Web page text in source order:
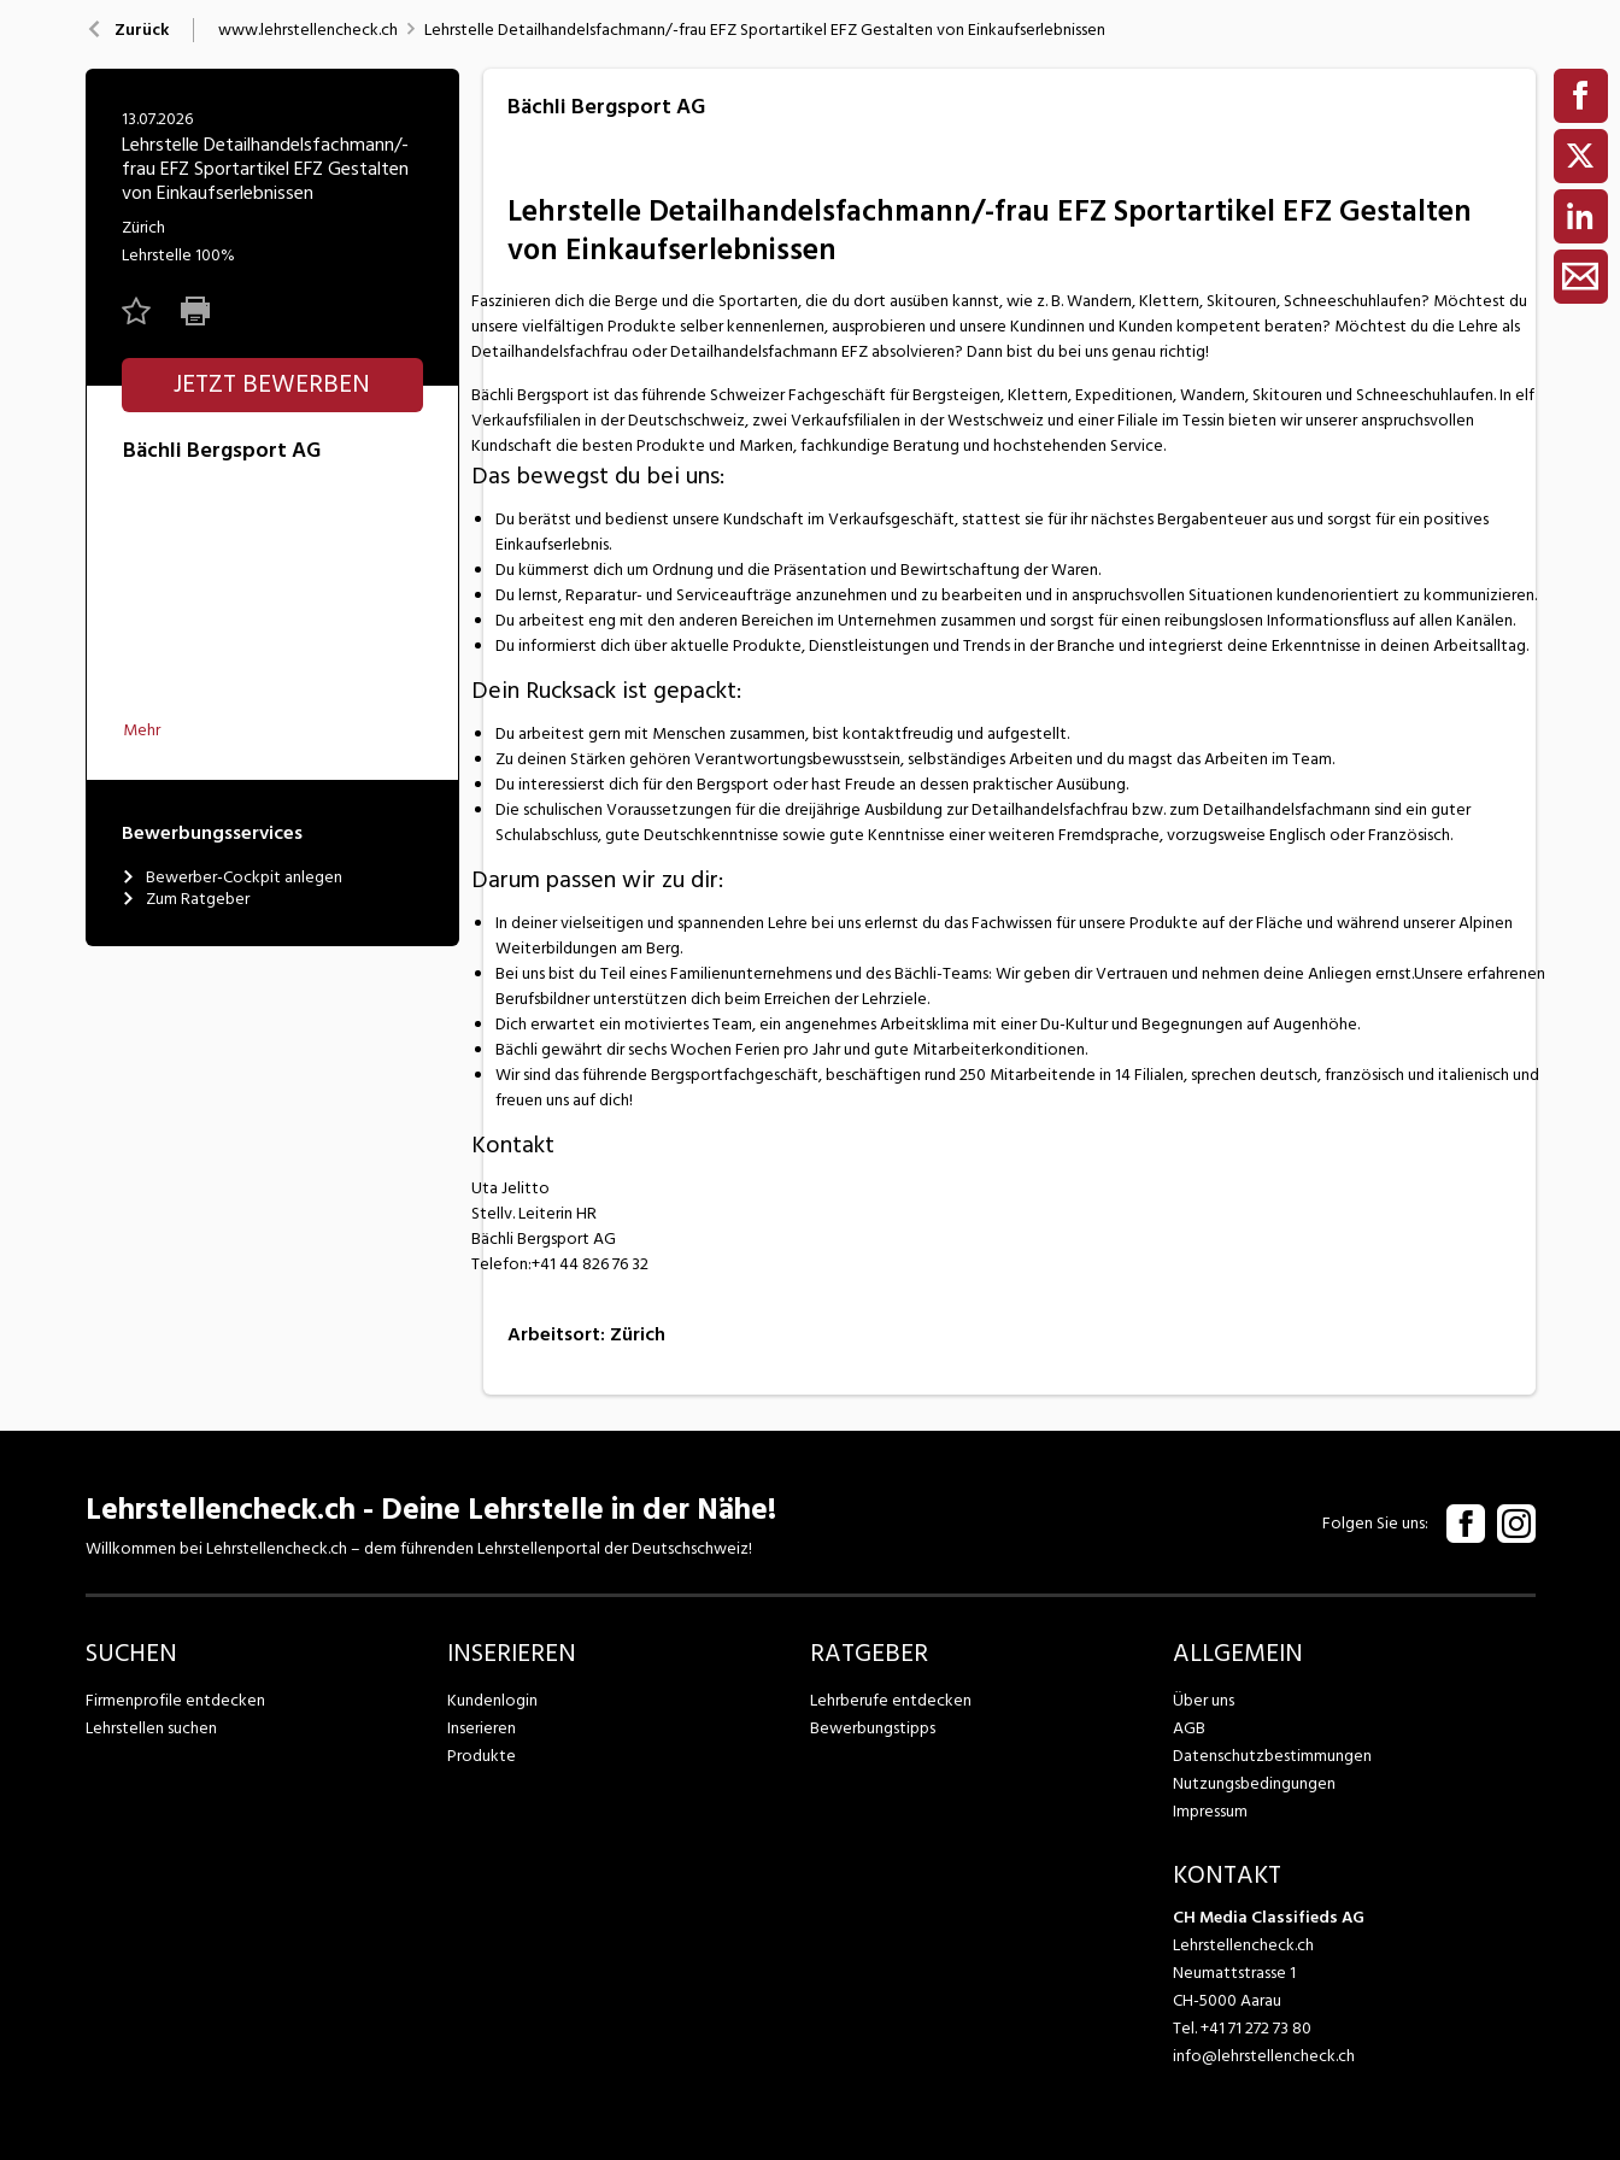
Nahrung
Wirtschaft/Verwaltung
Zurück www.lehrstellencheck.ch Lehrstelle Detailhandelsfachmann/-frau EFZ Sportartikel EFZ Gestalten von Einkaufserlebnissen
13.07.2026
Lehrstelle Detailhandelsfachmann/-
frau EFZ Sportartikel EFZ Gestalten
von Einkaufserlebnissen
Zürich
Lehrstelle100%
JETZT BEWERBEN
Bächli Bergsport AG
Mehr
Bewerbungsservices
Bewerber-Cockpit anlegen
Zum Ratgeber
Bächli Bergsport AG
Lehrstelle Detailhandelsfachmann/-frau EFZ Sportartikel EFZ Gestalten
von Einkaufserlebnissen
Faszinieren dich die Berge und die Sportarten, die du dort ausüben kannst, wie z. B. Wandern, Klettern, Skitouren, Schneeschuhlaufen? Möchtest du
unsere vielfältigen Produkte selber kennenlernen, ausprobieren und unsere Kundinnen und Kunden kompetent beraten? Möchtest du die Lehre als
Detailhandelsfachfrau oder Detailhandelsfachmann EFZ absolvieren? Dann bist du bei uns genau richtig!
Bächli Bergsport ist das führende Schweizer Fachgeschäft für Bergsteigen, Klettern, Expeditionen, Wandern, Skitouren und Schneeschuhlaufen. In elf
Verkaufsfilialen in der Deutschschweiz, zwei Verkaufsfilialen in der Westschweiz und einer Filiale im Tessin bieten wir unserer anspruchsvollen
Kundschaft die besten Produkte und Marken, fachkundige Beratung und hochstehenden Service.
Das bewegst du bei uns:
Du berätst und bedienst unsere Kundschaft im Verkaufsgeschäft, stattest sie für ihr nächstes Bergabenteuer aus und sorgst für ein positives
Einkaufserlebnis.
Du kümmerst dich um Ordnung und die Präsentation und Bewirtschaftung der Waren.
Du lernst, Reparatur- und Serviceaufträge anzunehmen und zu bearbeiten und in anspruchsvollen Situationen kundenorientiert zu kommunizieren.
Du arbeitest eng mit den anderen Bereichen im Unternehmen zusammen und sorgst für einen reibungslosen Informationsfluss auf allen Kanälen.
Du informierst dich über aktuelle Produkte, Dienstleistungen und Trends in der Branche und integrierst deine Erkenntnisse in deinen Arbeitsalltag.
Dein Rucksack ist gepackt:
Du arbeitest gern mit Menschen zusammen, bist kontaktfreudig und aufgestellt.
Zu deinen Stärken gehören Verantwortungsbewusstsein, selbständiges Arbeiten und du magst das Arbeiten im Team.
Du interessierst dich für den Bergsport oder hast Freude an dessen praktischer Ausübung.
Die schulischen Voraussetzungen für die dreijährige Ausbildung zur Detailhandelsfachfrau bzw. zum Detailhandelsfachmann sind ein guter
Schulabschluss, gute Deutschkenntnisse sowie gute Kenntnisse einer weiteren Fremdsprache, vorzugsweise Englisch oder Französisch.
Darum passen wir zu dir:
In deiner vielseitigen und spannenden Lehre bei uns erlernst du das Fachwissen für unsere Produkte auf der Fläche und während unserer Alpinen
Weiterbildungen am Berg.
Bei uns bist du Teil eines Familienunternehmens und des Bächli-Teams: Wir geben dir Vertrauen und nehmen deine Anliegen ernst.Unsere erfahrenen
Berufsbildner unterstützen dich beim Erreichen der Lehrziele.
Dich erwartet ein motiviertes Team, ein angenehmes Arbeitsklima mit einer Du-Kultur und Begegnungen auf Augenhöhe.
Bächli gewährt dir sechs Wochen Ferien pro Jahr und gute Mitarbeiterkonditionen.
Wir sind das führende Bergsportfachgeschäft, beschäftigen rund 250 Mitarbeitende in 14 Filialen, sprechen deutsch, französisch und italienisch und
freuen uns auf dich!
Kontakt
Uta Jelitto
Stellv. Leiterin HR
Bächli Bergsport AG
Telefon:+41 44 826 76 32
Arbeitsort: Zürich
Lehrstellencheck.ch - Deine Lehrstelle in der Nähe!
Willkommen bei Lehrstellencheck.ch – dem führenden Lehrstellenportal der Deutschschweiz!
Folgen Sie uns
SUCHEN
Firmenprofile entdecken
Lehrstellen suchen
INSERIEREN
Kundenlogin
Inserieren
Produkte
RATGEBER
Lehrberufe entdecken
Bewerbungstipps
ALLGEMEIN
Über uns
AGB
Datenschutzbestimmungen
Nutzungsbedingungen
Impressum
KONTAKT
CH Media Classifieds AG
Lehrstellencheck.ch
Neumattstrasse 1
CH-5000 Aarau
Tel.+41 71 272 73 80
info@lehrstellencheck.ch